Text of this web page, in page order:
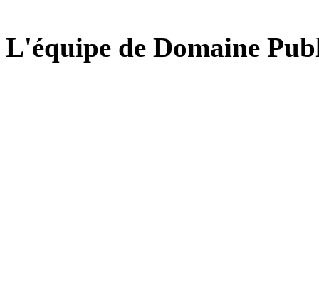
L'équipe de Domaine